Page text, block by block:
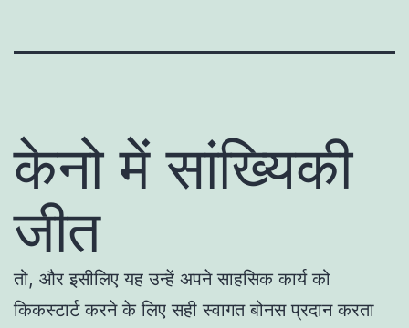
केनो में सांख्यिकी
जीत
तो, और इसीलिए यह उन्हें अपने साहसिक कार्य को
किकस्टार्ट करने के लिए सही स्वागत बोनस प्रदान करता